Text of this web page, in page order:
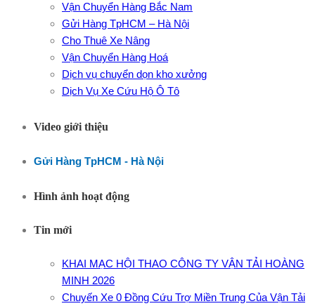
Vận Chuyển Hàng Bắc Nam
Gửi Hàng TpHCM – Hà Nội
Cho Thuê Xe Nâng
Vận Chuyển Hàng Hoá
Dịch vụ chuyển dọn kho xưởng
Dịch Vụ Xe Cứu Hộ Ô Tô
Video giới thiệu
Gửi Hàng TpHCM - Hà Nội
Hình ảnh hoạt động
Tin mới
KHAI MẠC HỘI THAO CÔNG TY VẬN TẢI HOÀNG
MINH 2026
Chuyến Xe 0 Đồng Cứu Trợ Miền Trung Của Vận Tải